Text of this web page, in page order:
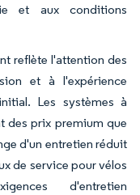
et aux conditions
reflète l'attention des
et à l'expérience
Les systèmes à
des prix premium que
d'un entretien réduit
de service pour vélos
d'entretien